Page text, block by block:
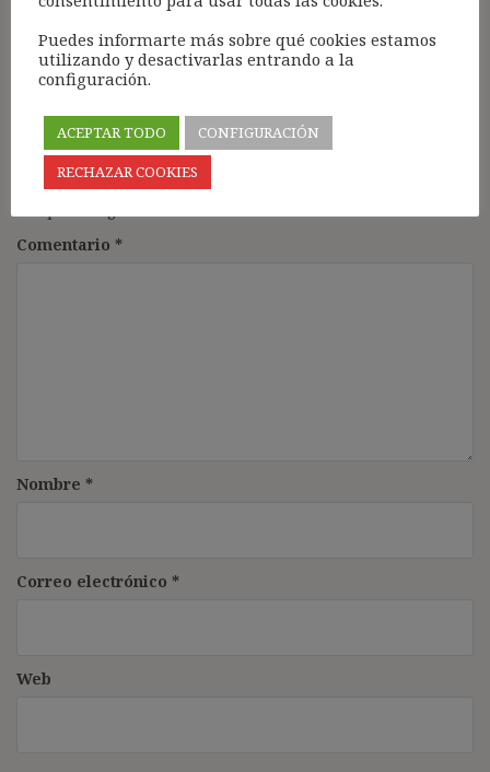
Deja una respuesta
Tu dirección de correo electrónico no será publicada.
Comentario *
Nombre *
Correo electrónico *
Web
Puedes informarte más sobre qué cookies estamos
utilizando y desactivarlas entrando a la
configuración.
ACEPTAR TODO
CONFIGURACIÓN
RECHAZAR COOKIES